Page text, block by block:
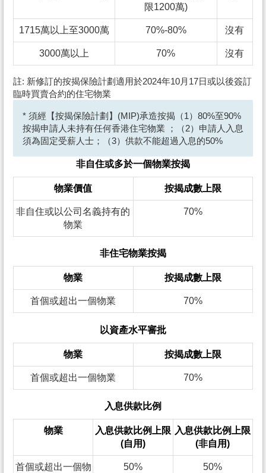
限1200萬)
1715萬以上至3000萬 70%-80% 沒有
3000萬以上 70% 沒有
註: 新修訂的按揭保險計劃適用於2024年10月17日或以後簽訂
臨時買賣合約的住宅物業
* 須經【按揭保險計劃】(MIP)承造按揭（1）80%至90%
按揭申請人未持有任何香港住宅物業 ；（2）申請人入息
須為固定受薪人士；（3）供款不能超過入息的50%
非自住或多於一個物業按揭
物業價值 按揭成數上限
非自住或以公司名義持有的
物業
70%
非住宅物業按揭
物業 按揭成數上限
首個或超出一個物業 70%
以資產水平審批
物業 按揭成數上限
首個或超出一個物業 70%
入息供款比例
物業
入息供款比例上限
(自用)
入息供款比例上限
(非自用)
首個或超出一個物
50% 50%